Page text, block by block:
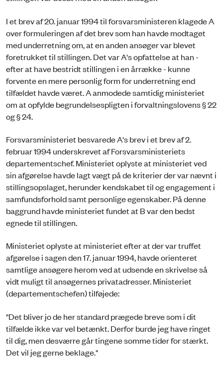
I et brev af 20. januar 1994 til forsvarsministeren klagede A
over formuleringen af det brev som han havde modtaget
med underretning om, at en anden ansøger var blevet
foretrukket til stillingen. Det var A's opfattelse at han -
efter at have bestridt stillingen i en årrække - kunne
forvente en mere personlig form for underretning end
tilfældet havde været. A anmodede samtidig ministeriet
om at opfylde begrundelsespligten i forvaltningslovens § 22
og § 24.
Forsvarsministeriet besvarede A's brev i et brev af 2.
februar 1994 underskrevet af Forsvarsministeriets
departementschef. Ministeriet oplyste at ministeriet ved
sin afgørelse havde lagt vægt på de kriterier der var nævnt i
stillingsopslaget, herunder kendskabet til og engagement i
samfundsforhold samt personlige egenskaber. På denne
baggrund havde ministeriet fundet at B var den bedst
egnede til stillingen.
Ministeriet oplyste at ministeriet efter at der var truffet
afgørelse i sagen den 17. januar 1994, havde orienteret
samtlige ansøgere herom ved at udsende en skrivelse så
vidt muligt til ansøgernes privatadresser. Ministeriet
(departementschefen) tilføjede:
"Det bliver jo de her standard prægede breve som i dit
tilfælde ikke var vel betænkt. Derfor burde jeg have ringet
til dig, men desværre går tingene somme tider for stærkt.
Det vil jeg gerne beklage."